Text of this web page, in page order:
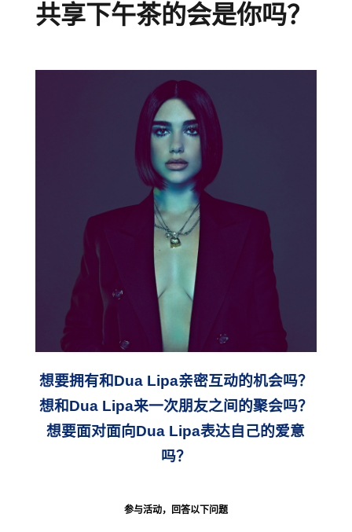
共享下午茶的会是你吗？
想要拥有和Dua Lipa亲密互动的机会吗？
想和Dua Lipa来一次朋友之间的聚会吗？
想要面对面向Dua Lipa表达自己的爱意
吗？
参与活动，回答以下问题